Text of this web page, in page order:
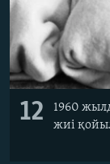
12
1960
жиі